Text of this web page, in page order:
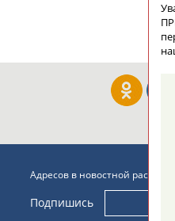
Адресов в новостной
Подпишись